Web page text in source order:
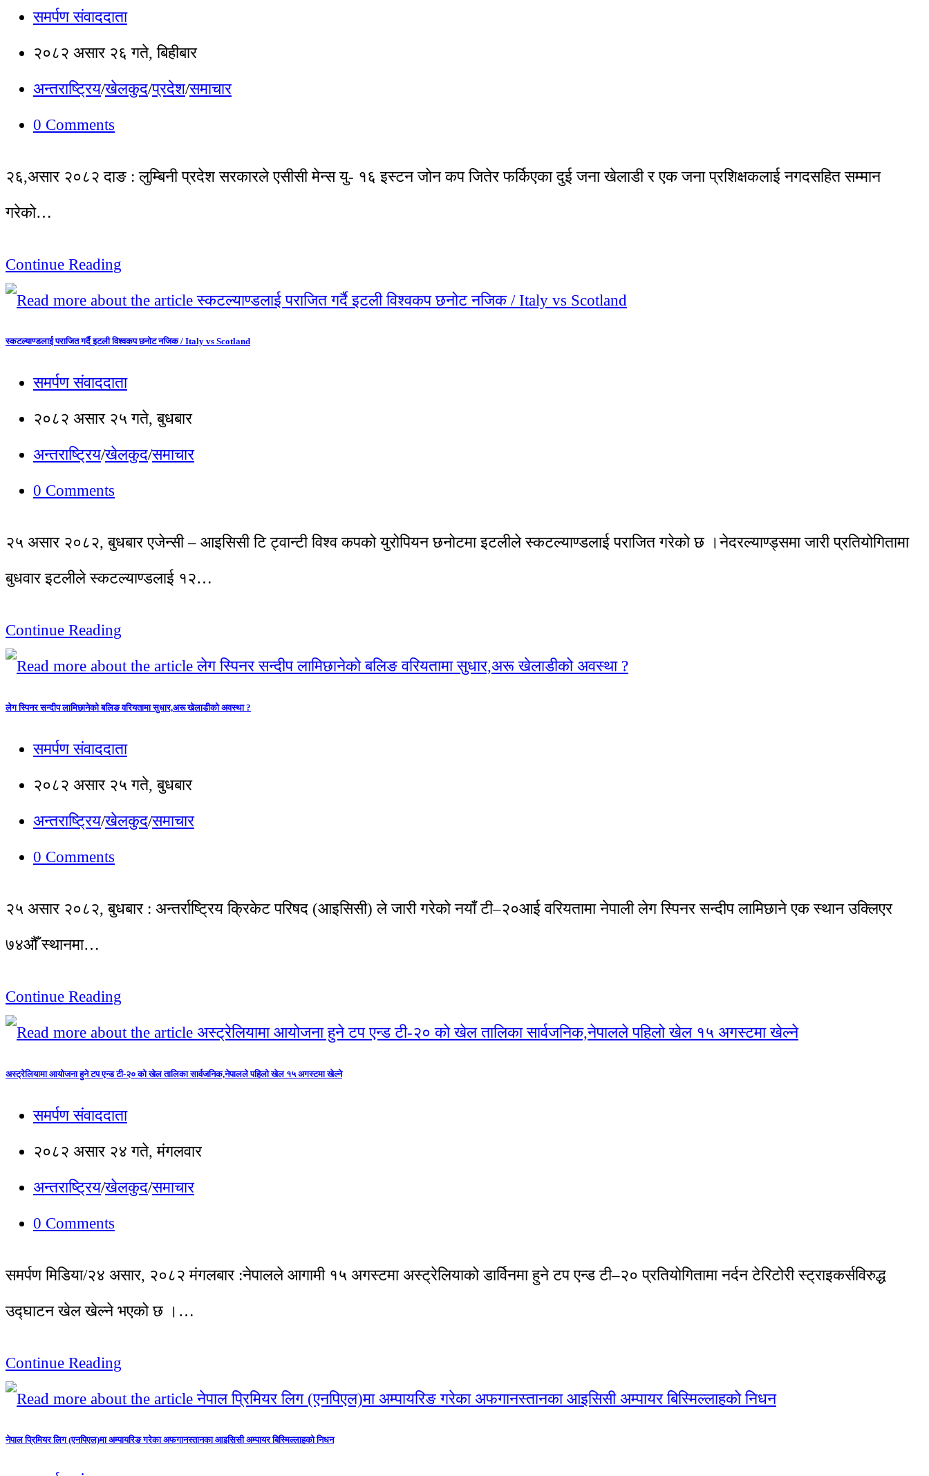
समर्पण संवाददाता
२०८२ असार २६ गते, बिहीबार
अन्तराष्ट्रिय/खेलकुद/प्रदेश/समाचार
0 Comments
२६,असार २०८२ दाङ : लुम्बिनी प्रदेश सरकारले एसीसी मेन्स यु- १६ इस्टन जोन कप जितेर फर्किएका दुई जना खेलाडी र एक जना प्रशिक्षकलाई नगदसहित सम्मान
गरेको…
Continue Reading
स्कटल्याण्डलाई पराजित गर्दै इटली विश्वकप छनोट नजिक / Italy vs Scotland
समर्पण संवाददाता
२०८२ असार २५ गते, बुधबार
अन्तराष्ट्रिय/खेलकुद/समाचार
0 Comments
२५ असार २०८२, बुधबार एजेन्सी – आइसिसी टि ट्वान्टी विश्व कपको युरोपियन छनोटमा इटलीले स्कटल्याण्डलाई पराजित गरेको छ ।नेदरल्याण्ड्समा जारी प्रतियोगितामा
बुधवार इटलीले स्कटल्याण्डलाई १२…
Continue Reading
लेग स्पिनर सन्दीप लामिछानेको बलिङ वरियतामा सुधार,अरू खेलाडीको अवस्था ?
समर्पण संवाददाता
२०८२ असार २५ गते, बुधबार
अन्तराष्ट्रिय/खेलकुद/समाचार
0 Comments
२५ असार २०८२, बुधबार : अन्तर्राष्ट्रिय क्रिकेट परिषद (आइसिसी) ले जारी गरेको नयाँ टी–२०आई वरियतामा नेपाली लेग स्पिनर सन्दीप लामिछाने एक स्थान उक्लिएर
७४औँ स्थानमा…
Continue Reading
अस्ट्रेलियामा आयोजना हुने टप एन्ड टी-२० को खेल तालिका सार्वजनिक,नेपालले पहिलो खेल १५ अगस्टमा खेल्ने
समर्पण संवाददाता
२०८२ असार २४ गते, मंगलवार
अन्तराष्ट्रिय/खेलकुद/समाचार
0 Comments
समर्पण मिडिया/२४ असार, २०८२ मंगलबार :नेपालले आगामी १५ अगस्टमा अस्ट्रेलियाको डार्विनमा हुने टप एन्ड टी–२० प्रतियोगितामा नर्दन टेरिटोरी स्ट्राइकर्सविरुद्ध
उद्घाटन खेल खेल्ने भएको छ ।…
Continue Reading
नेपाल प्रिमियर लिग (एनपिएल)मा अम्पायरिङ गरेका अफगानस्तानका आइसिसी अम्पायर बिस्मिल्लाहको निधन